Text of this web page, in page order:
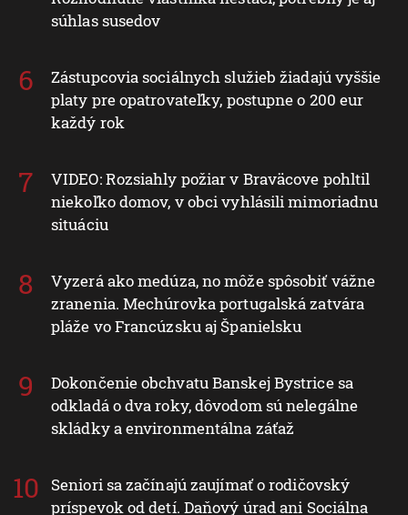
súhlas susedov
Zástupcovia sociálnych služieb žiadajú vyššie
platy pre opatrovateľky, postupne o 200 eur
každý rok
VIDEO: Rozsiahly požiar v Braväcove pohltil
niekoľko domov, v obci vyhlásili mimoriadnu
situáciu
Vyzerá ako medúza, no môže spôsobiť vážne
zranenia. Mechúrovka portugalská zatvára
pláže vo Francúzsku aj Španielsku
Dokončenie obchvatu Banskej Bystrice sa
odkladá o dva roky, dôvodom sú nelegálne
skládky a environmentálna záťaž
Seniori sa začínajú zaujímať o rodičovský
príspevok od detí. Daňový úrad ani Sociálna